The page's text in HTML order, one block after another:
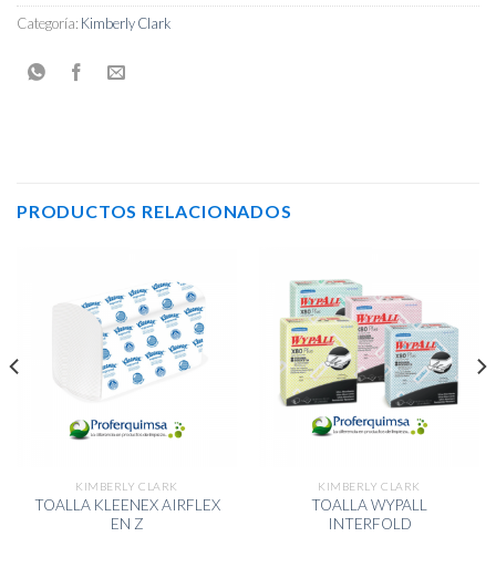
Categoría: Kimberly Clark
PRODUCTOS RELACIONADOS
KIMBERLY CLARK
TOALLA KLEENEX AIRFLEX
EN Z
KIMBERLY CLARK
TOALLA WYPALL
INTERFOLD